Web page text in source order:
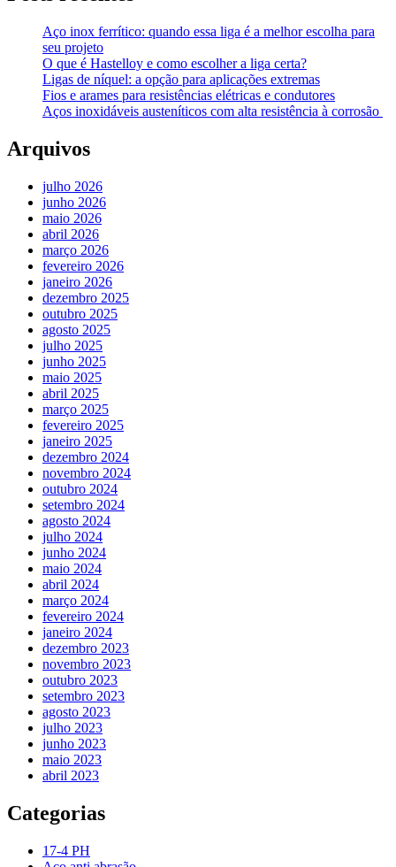
Aço inox ferrítico: quando essa liga é a melhor escolha para
seu projeto
O que é Hastelloy e como escolher a liga certa?
Ligas de níquel: a opção para aplicações extremas
Fios e arames para resistências elétricas e condutores
Aços inoxidáveis austeníticos com alta resistência à corrosão
Arquivos
julho 2026
junho 2026
maio 2026
abril 2026
março 2026
fevereiro 2026
janeiro 2026
dezembro 2025
outubro 2025
agosto 2025
julho 2025
junho 2025
maio 2025
abril 2025
março 2025
fevereiro 2025
janeiro 2025
dezembro 2024
novembro 2024
outubro 2024
setembro 2024
agosto 2024
julho 2024
junho 2024
maio 2024
abril 2024
março 2024
fevereiro 2024
janeiro 2024
dezembro 2023
novembro 2023
outubro 2023
setembro 2023
agosto 2023
julho 2023
junho 2023
maio 2023
abril 2023
Categorias
17-4 PH